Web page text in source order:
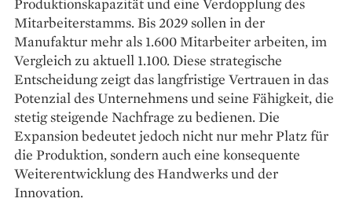
Mitarbeiterstamms. Bis 2029 sollen in der
Manufaktur mehr als 1.600 Mitarbeiter arbeiten, im
Vergleich zu aktuell 1.100. Diese strategische
Entscheidung zeigt das langfristige Vertrauen in das
Potenzial des Unternehmens und seine Fähigkeit, die
stetig steigende Nachfrage zu bedienen. Die
Expansion bedeutet jedoch nicht nur mehr Platz für
die Produktion, sondern auch eine konsequente
Weiterentwicklung des Handwerks und der
Innovation.